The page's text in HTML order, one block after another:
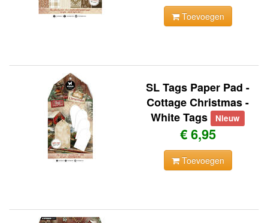
Toevoegen
SL Tags Paper Pad -
Cottage Christmas -
White Tags
Nieuw
€ 6,95
Toevoegen